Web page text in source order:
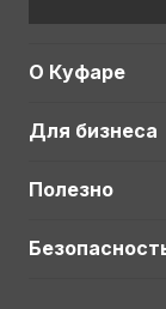
О Куфаре
Для бизнеса
Полезно